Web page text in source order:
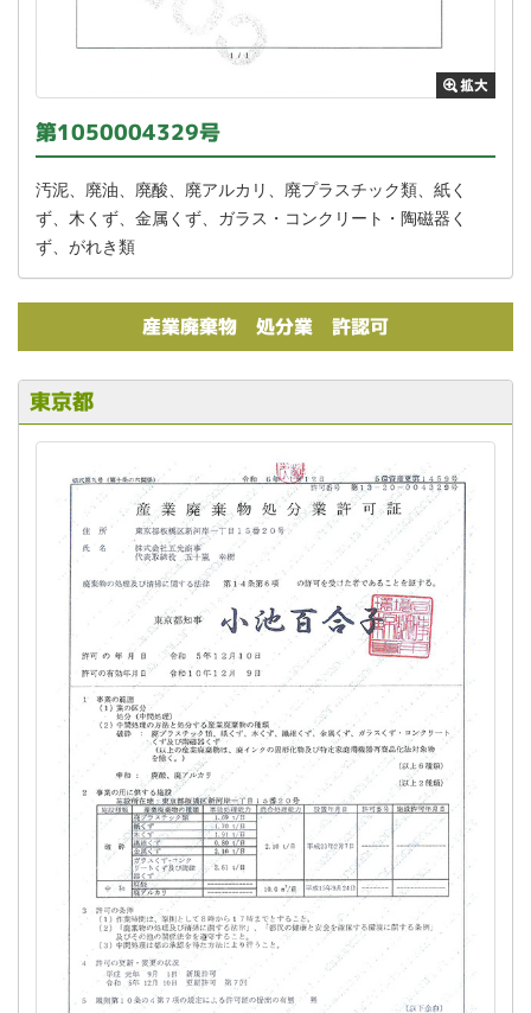
第1050004329号
汚泥、廃油、廃酸、廃アルカリ、廃プラスチック類、紙く
ず、木くず、金属くず、ガラス・コンクリート・陶磁器く
ず、がれき類
産業廃棄物 処分業 許認可
東京都